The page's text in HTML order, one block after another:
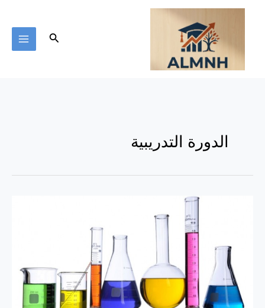
تخطي
البحث
الدورة التدريبية
المتقدمة
“مجانية”